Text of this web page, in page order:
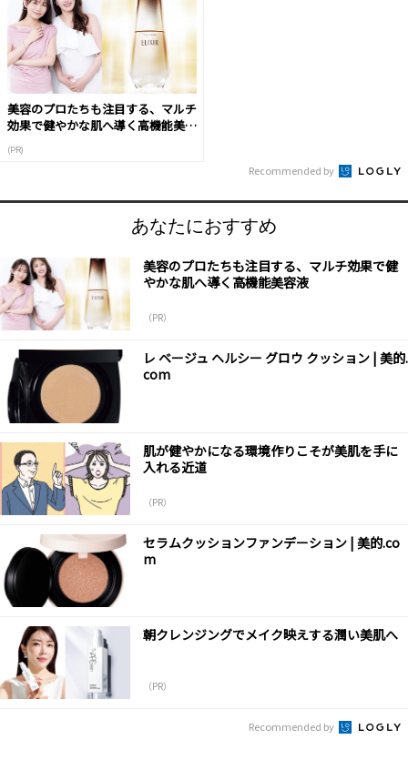
美容のプロたちも注目する、マルチ
効果で健やかな肌へ導く高機能美容
(PR)
Recommended by
あなたにおすすめ
美容のプロたちも注目する、マルチ効果で健
やかな肌へ導く高機能美容液
（PR）
レ ベージュ ヘルシー グロウ クッション | 美的.
com
肌が健やかになる環境作りこそが美肌を手に
入れる近道
（PR）
セラムクッションファンデーション | 美的.co
m
朝クレンジングでメイク映えする潤い美肌へ
（PR）
Recommended by